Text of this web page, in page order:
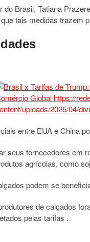
Brasil, Tatiana
tais medidas trazem
entre EUA e China
seus fornecedores em
agrícolas, como
podem se
de calçados
pelas tarifas .​